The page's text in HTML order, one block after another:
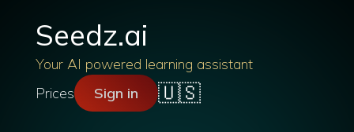
Seedz.ai
Your AI powered learning assistant
Prices
Sign in 🇺🇸